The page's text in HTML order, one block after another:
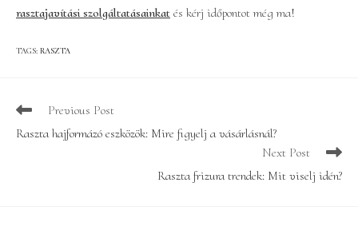
rasztajavítási szolgáltatásainkat és kérj időpontot még ma!
TAGS: RASZTA
Read
articles
Previous Post
Raszta hajformázó eszközök: Mire figyelj a vásárlásnál?
Next Post
Raszta frizura trendek: Mit viselj idén?